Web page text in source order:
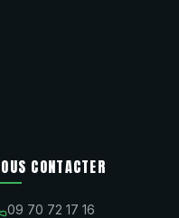
CONTACTER
09 70 72 17 16